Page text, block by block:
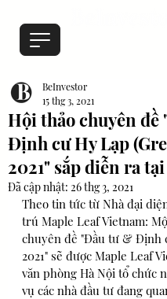
Hội thảo chuyên
Định cư Hy Lạp
2021" sắp diễn ra
BeInvestor
15 thg 3, 2021
Đã cập nhật: 26 thg 3, 2021
Theo tin tức từ Nhà đại
trú Maple Leaf Vietnam:
chuyên đề "Đầu tư & Định
2021" sẽ được Maple Leaf
văn phòng Hà Nội tổ chức
vụ các nhà đầu tư đang